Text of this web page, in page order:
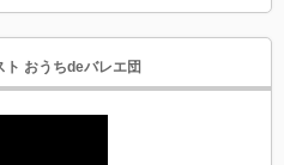
ト おうちdeバレエ団